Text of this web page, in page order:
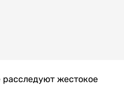
жестокое